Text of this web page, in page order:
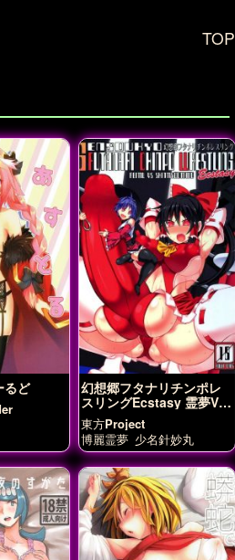
TOP
るど
幻想郷フタナリチンポレ
スリングEcstasy 霊夢VS
針妙丸
東方Project
博麗霊夢 少名針妙丸